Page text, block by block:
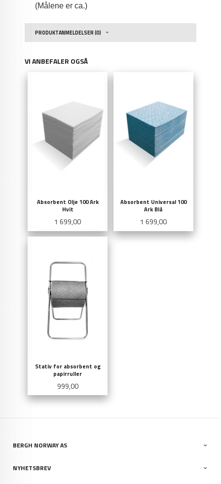
(Målene er ca.)
PRODUKTANMELDELSER (0)
VI ANBEFALER OGSÅ
Absorbent Olje 100 Ark
Hvit
Pris
1 699,00
Absorbent Universal 100
Ark Blå
Pris
1 699,00
Stativ for absorbent og
papirruller
Pris
999,00
BERGH NORWAY AS
NYHETSBREV